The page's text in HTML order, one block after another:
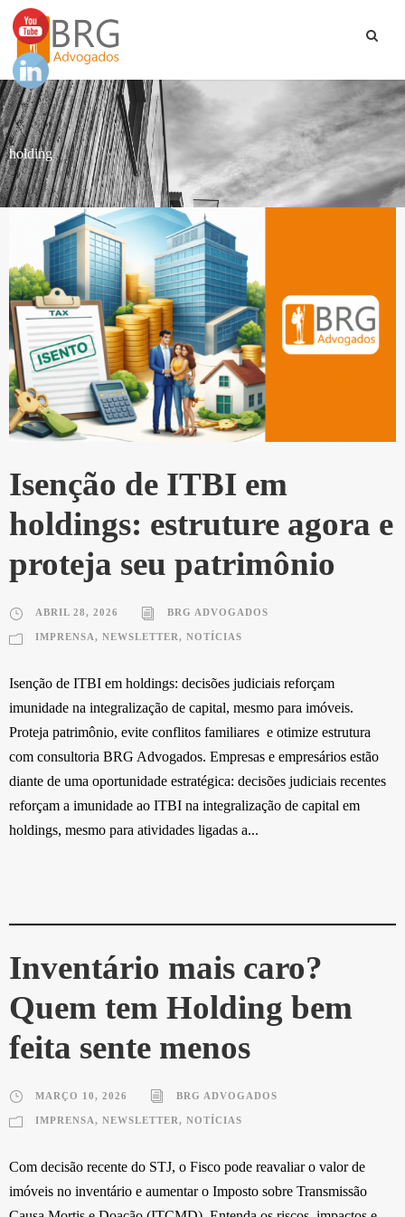
holding
Isenção de ITBI em
holdings: estruture agora e
proteja seu patrimônio
ABRIL 28, 2026 BRG ADVOGADOS
IMPRENSA, NEWSLETTER, NOTÍCIAS
Isenção de ITBI em holdings: decisões judiciais reforçam
imunidade na integralização de capital, mesmo para imóveis.
Proteja patrimônio, evite conflitos familiares e otimize estrutura
com consultoria BRG Advogados. Empresas e empresários estão
diante de uma oportunidade estratégica: decisões judiciais recentes
reforçam a imunidade ao ITBI na integralização de capital em
holdings, mesmo para atividades ligadas a...
Inventário mais caro?
Quem tem Holding bem
feita sente menos
MARÇO 10, 2026 BRG ADVOGADOS
IMPRENSA, NEWSLETTER, NOTÍCIAS
Com decisão recente do STJ, o Fisco pode reavaliar o valor de
imóveis no inventário e aumentar o Imposto sobre Transmissão